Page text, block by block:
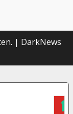
| DarkNews